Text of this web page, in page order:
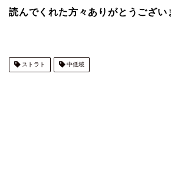
読んでくれた方々ありがとうござい
ストラト 中低域